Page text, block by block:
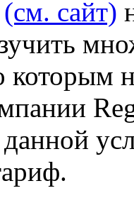
(см. сайт)
данной